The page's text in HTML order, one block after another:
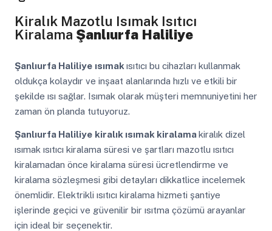
Kiralık Mazotlu Isımak Isıtıcı
Kiralama Şanlıurfa Haliliye
Şanlıurfa Haliliye ısımak ısıtıcı bu cihazları kullanmak
oldukça kolaydır ve inşaat alanlarında hızlı ve etkili bir
şekilde ısı sağlar. Isımak olarak müşteri memnuniyetini her
zaman ön planda tutuyoruz.
Şanlıurfa Haliliye kiralık ısımak kiralamakiralık dizel
ısımak ısıtıcı kiralama süresi ve şartları mazotlu ısıtıcı
kiralamadan önce kiralama süresi ücretlendirme ve
kiralama sözleşmesi gibi detayları dikkatlice incelemek
önemlidir. Elektrikli ısıtıcı kiralama hizmeti şantiye
işlerinde geçici ve güvenilir bir ısıtma çözümü arayanlar
için ideal bir seçenektir.